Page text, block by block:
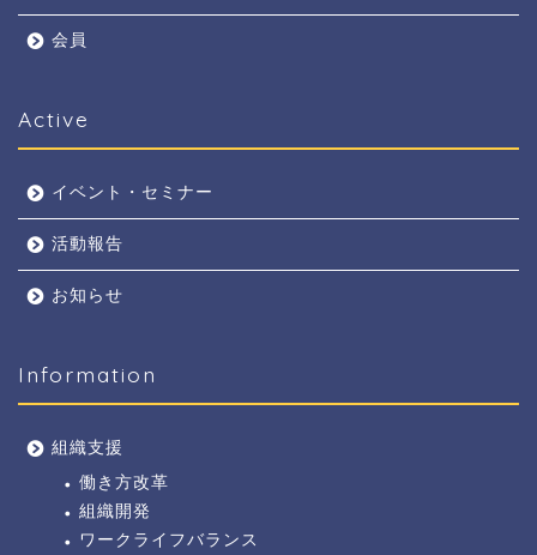
会員
Active
イベント・セミナー
活動報告
お知らせ
Information
組織支援
働き方改革
組織開発
ワークライフバランス